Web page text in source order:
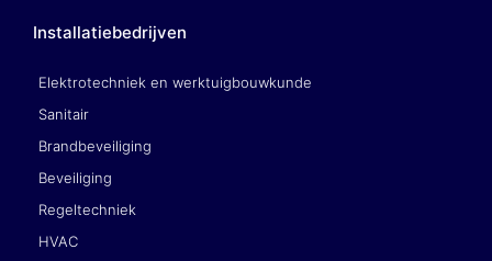
Installatiebedrijven
Elektrotechniek en werktuigbouwkunde
Sanitair
Brandbeveiliging
Beveiliging
Regeltechniek
HVAC